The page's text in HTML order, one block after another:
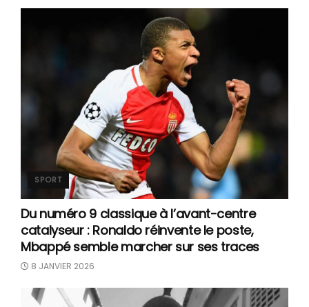
SPORT
Du numéro 9 classique à l’avant-centre
catalyseur : Ronaldo réinvente le poste,
Mbappé semble marcher sur ses traces
8 JANVIER 2026